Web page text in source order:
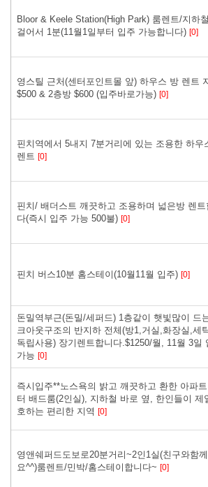
Bloor & Keele Station(High Park) 룸렌트/지하
걸어서 1분(11월1일부터 입주 가능합니다) [0]
영스틸 근처(센터포인트몰 앞) 하우스 방 렌트
$500 & 2층방 $600 (입주바로가능) [0]
핀치역에서 5내지 7분거리에 있는 조용한 하우
렌트 [0]
핀치/ 배더스트 깨끗하고 조용하며 넓은방 렌트
다(즉시 입주 가능 500불) [0]
핀치 버스10분 홈스테이(10월11월 입주) [0]
돈밀역부근(돈밀/세퍼드) 1층같이 햇빛많이 드
크아웃구조의 반지하 전체(방1,거실,화장실,세
독립사용) 장기렌트합니다.$1250/월, 11월 3일
가능 [0]
즉시입주**노스욕의 밝고 깨끗하고 환한 아파
터 배드룸(2인실), 지하철 바로 옆, 한인들이 제
호하는 편리한 지역 [0]
영앤쉐퍼드도보로20분거리~2인1실(친구와함
요^^)룸렌트/민박/홈스테이합니다~ [0]